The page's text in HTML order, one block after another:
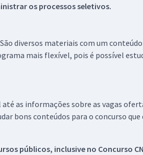
os processos seletivos.
diversos materiais com um
mais flexível, pois é possível
as informações sobre as vagas
bons conteúdos para o concurso que
públicos, inclusive no Concurso